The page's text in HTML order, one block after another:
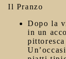
Il Pranzo
Dopo la
in un